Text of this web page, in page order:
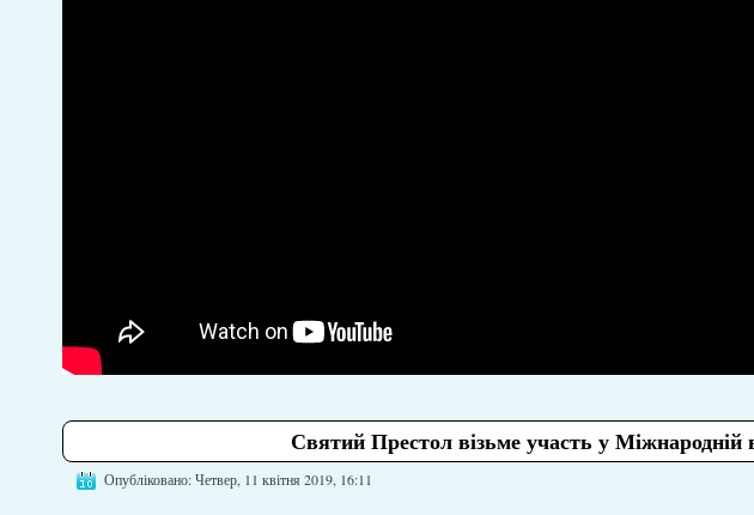
Святий Престол візьме участь у Міжнародній
Опубліковано: Четвер, 11 квітня 2019, 16:11